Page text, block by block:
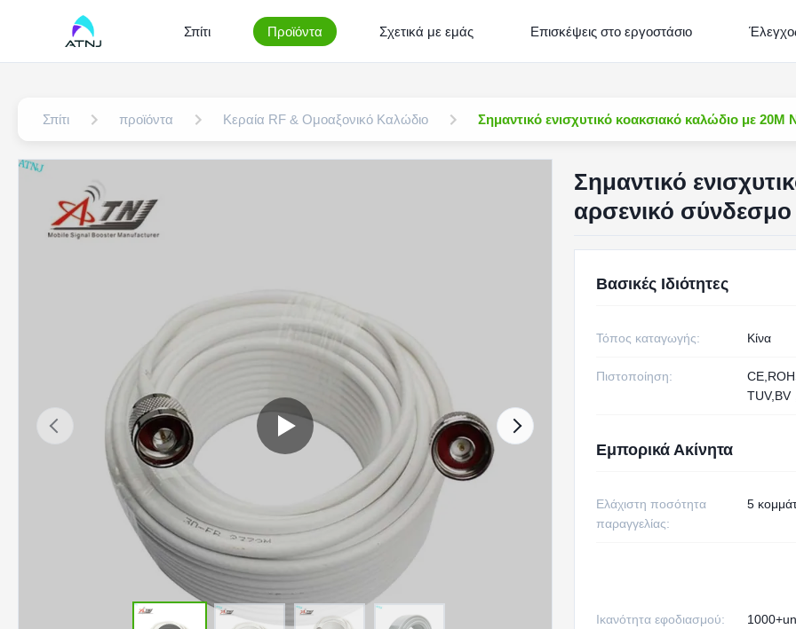
Σπίτι Προϊόντα Σχετικά με εμάς Επισκέψεις στο εργοστάσιο
Σπίτι προϊόντα Κεραία RF & Ομοαξονικό Καλώδιο Σημαντικό ενισχυτικό κοακσιακό καλώδιο με
Σημαντικό
αρσενικό
Βασικές Ιδιότητες
Τόπος καταγωγής: Κίνα
Πιστοποίηση:
TUV,BV
Εμπορικά Ακίνητα
Ελάχιστη ποσότητα
παραγγελίας:
5
Ικανότητα εφοδιασμού: